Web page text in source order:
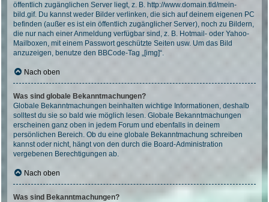
öffentlich zugänglichen Server liegt, z. B. http://www.domain.tld/mein-
bild.gif. Du kannst weder Bilder verlinken, die sich auf deinem eigenen PC
befinden (außer es ist ein öffentlich zugänglicher Server), noch zu Bildern,
die nur nach einer Anmeldung verfügbar sind, z. B. Hotmail- oder Yahoo-
Mailboxen, mit einem Passwort geschützte Seiten usw. Um das Bild
anzuzeigen, benutze den BBCode-Tag „[img]“.
Nach oben
Was sind globale Bekanntmachungen?
Globale Bekanntmachungen beinhalten wichtige Informationen, deshalb
solltest du sie so bald wie möglich lesen. Globale Bekanntmachungen
erscheinen ganz oben in jedem Forum und ebenfalls in deinem
persönlichen Bereich. Ob du eine globale Bekanntmachung schreiben
kannst oder nicht, hängt von den durch die Board-Administration
vergebenen Berechtigungen ab.
Nach oben
Was sind Bekanntmachungen?